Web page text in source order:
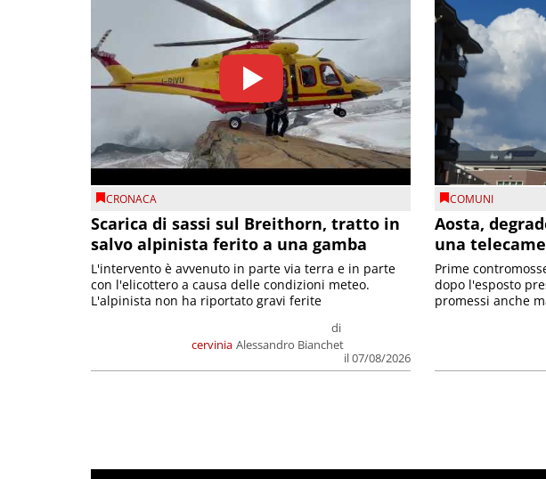
CRONACA
Scarica di sassi sul Breithorn, tratto in
salvo alpinista ferito a una gamba
cervinia
di
Alessandro Bianchet
il 07/08/2026
L'intervento è avvenuto in parte via terra e in parte
con l'elicottero a causa delle condizioni meteo.
L'alpinista non ha riportato gravi ferite
COMUNI
Aosta,
una
Prime
dopo l'esposto
promessi anche